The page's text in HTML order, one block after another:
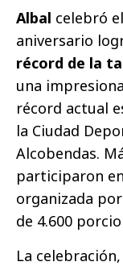
Albal celebró
aniversario
récord de la
una
récord actual
la Ciudad
Alcobendas.
participaron
organizada
de 4.600
La